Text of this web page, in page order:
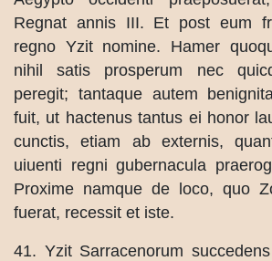
Regnat annis III. Et post eum
regno Yzit nomine. Hamer
nihil satis prosperum nec
peregit; tantaque autem
fuit, ut hactenus tantus ei honor
cunctis, etiam ab externis,
uiuenti regni gubernacula
Proxime namque de loco, quo
fuerat, recessit et iste.
41. Yzit Sarracenorum